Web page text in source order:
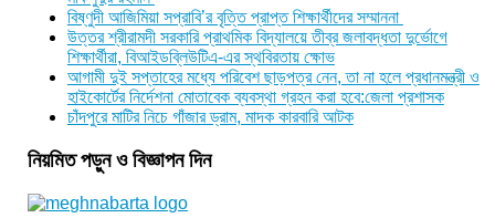
বিষ্ণুদী আজিমিয়া সপ্রাবি’র বৃত্তি প্রাপ্ত শিক্ষার্থীদের সম্মাননা
উত্তর শ্রীরামদী সরকারি প্রাথমিক বিদ্যালয়ে তীব্র জলাবদ্ধতা দুর্ভোগে
শিক্ষার্থীরা, বিআইডব্লিউটিএ-এর স্থবিরতায় ক্ষোভ
আগামী দুই সপ্তাহের মধ্যে পরিবেশ ছাড়পত্র নেন, তা না হলে প্রধানমন্ত্রী ও
হাইকোর্টের নির্দেশনা মোতাবেক ব্যবস্থা গ্রহন করা হবে:জেলা প্রশাসক
চাঁদপুরে মাটির নিচে গাঁজার ড্রাম, মাদক কারবারি আটক
নিয়মিত পড়ুন ও বিজ্ঞাপন দিন